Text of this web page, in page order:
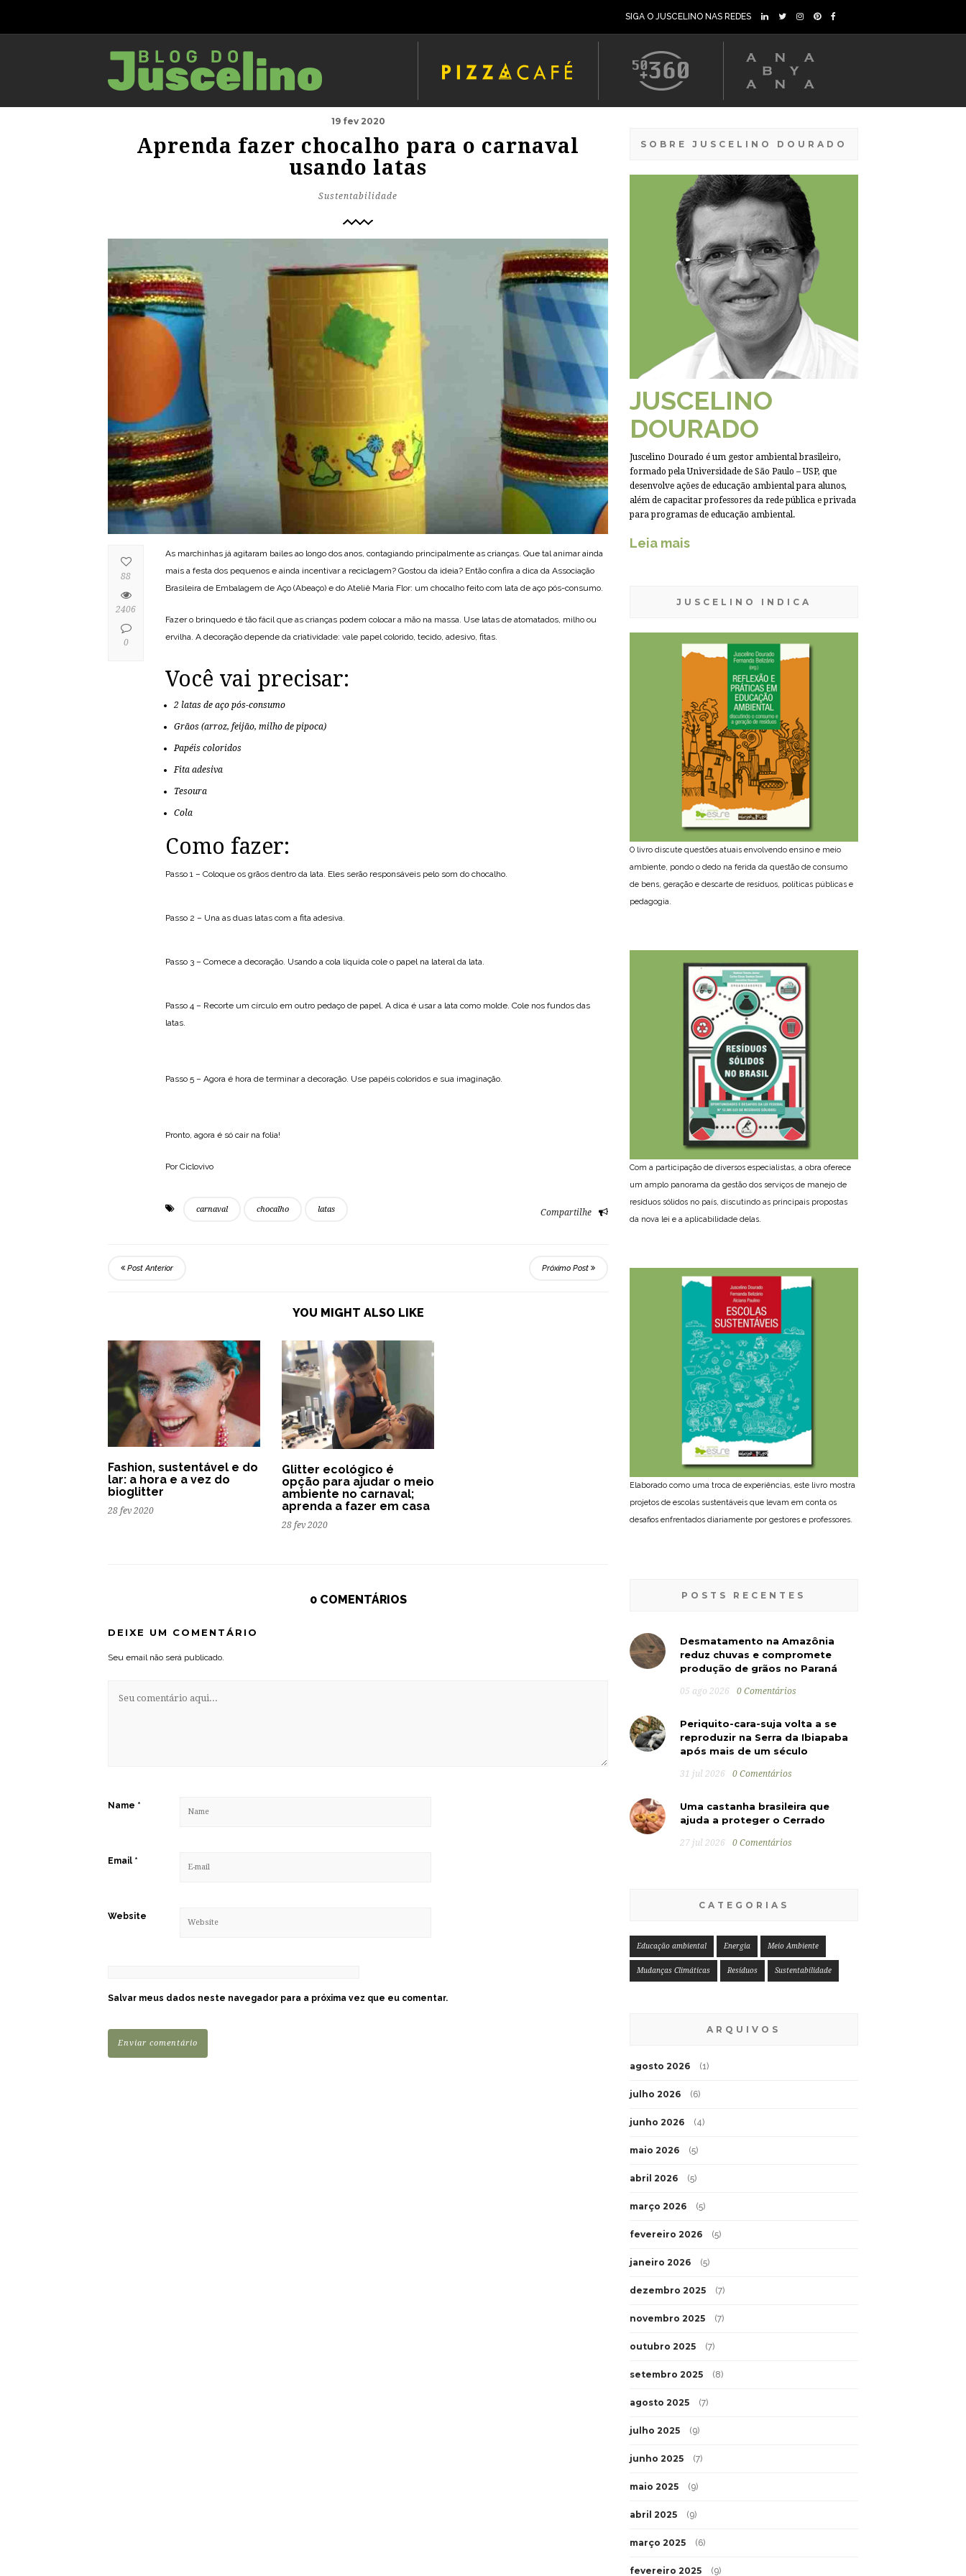
SIGA O JUSCELINO NAS REDES
19 fev 2020
Aprenda fazer chocalho para o carnaval
usando latas
Sustentabilidade
As marchinhas já agitaram bailes ao longo dos anos, contagiando principalmente as crianças. Que tal animar ainda
mais a festa dos pequenos e ainda incentivar a reciclagem? Gostou da ideia? Então confira a dica da Associação
Brasileira de Embalagem de Aço (Abeaço) e do Ateliê Maria Flor: um chocalho feito com lata de aço pós-consumo.
Fazer o brinquedo é tão fácil que as crianças podem colocar a mão na massa. Use latas de atomatados, milho ou
ervilha. A decoração depende da criatividade: vale papel colorido, tecido, adesivo, fitas.
Você vai precisar:
2 latas de aço pós-consumo
Grãos (arroz, feijão, milho de pipoca)
Papéis coloridos
Fita adesiva
Tesoura
Cola
Como fazer:
Passo 1 – Coloque os grãos dentro da lata. Eles serão responsáveis pelo som do chocalho.
Passo 2 – Una as duas latas com a fita adesiva.
Passo 3 – Comece a decoração. Usando a cola líquida cole o papel na lateral da lata.
Passo 4 – Recorte um círculo em outro pedaço de papel. A dica é usar a lata como molde. Cole nos fundos das
latas.
Passo 5 – Agora é hora de terminar a decoração. Use papéis coloridos e sua imaginação.
Pronto, agora é só cair na folia!
Por Ciclovivo
carnaval chocalho latas Compartilhe
88
2406
0
Post Anterior Próximo Post
YOU MIGHT ALSO LIKE
Fashion, sustentável e do
lar: a hora e a vez do
bioglitter
28 fev 2020
Glitter ecológico é
opção para ajudar o meio
ambiente no carnaval;
aprenda a fazer em casa
28 fev 2020
0 COMENTÁRIOS
DEIXE UM COMENTÁRIO
Seu email não será publicado.
Name *
Email *
Website
Salvar meus dados neste navegador para a próxima vez que eu comentar.
SOBRE JUSCELINO DOURADO
JUSCELINO
DOURADO
Juscelino Dourado é um gestor ambiental brasileiro,
formado pela Universidade de São Paulo – USP, que
desenvolve ações de educação ambiental para alunos,
além de capacitar professores da rede pública e privada
para programas de educação ambiental.
Leia mais
JUSCELINO INDICA
O livro discute questões atuais envolvendo ensino e meio
ambiente, pondo o dedo na ferida da questão de consumo
de bens, geração e descarte de resíduos, políticas públicas e
pedagogia.
Com a participação de diversos especialistas, a obra oferece
um amplo panorama da gestão dos serviços de manejo de
resíduos sólidos no país, discutindo as principais propostas
da nova lei e a aplicabilidade delas.
Elaborado como uma troca de experiências, este livro mostra
projetos de escolas sustentáveis que levam em conta os
desafios enfrentados diariamente por gestores e professores.
POSTS RECENTES
Desmatamento na Amazônia
reduz chuvas e compromete
produção de grãos no Paraná
05 ago 2026 0 Comentários
Periquito-cara-suja volta a se
reproduzir na Serra da Ibiapaba
após mais de um século
31 jul 2026 0 Comentários
Uma castanha brasileira que
ajuda a proteger o Cerrado
27 jul 2026 0 Comentários
CATEGORIAS
Educação ambiental Energia Meio Ambiente
Mudanças Climáticas Resíduos Sustentabilidade
ARQUIVOS
agosto 2026 (1)
julho 2026 (6)
junho 2026 (4)
maio 2026 (5)
abril 2026 (5)
março 2026 (5)
fevereiro 2026 (5)
janeiro 2026 (5)
dezembro 2025 (7)
novembro 2025 (7)
outubro 2025 (7)
setembro 2025 (8)
agosto 2025 (7)
julho 2025 (9)
junho 2025 (7)
maio 2025 (9)
abril 2025 (9)
março 2025 (6)
fevereiro 2025 (9)